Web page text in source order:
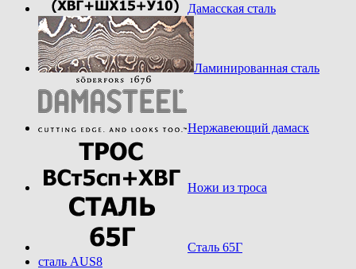
Дамасская сталь
Ламинированная сталь
Нержавеющий дамаск
Ножи из троса
Сталь 65Г
сталь AUS8